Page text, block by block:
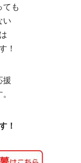
ても
い
！
援
！